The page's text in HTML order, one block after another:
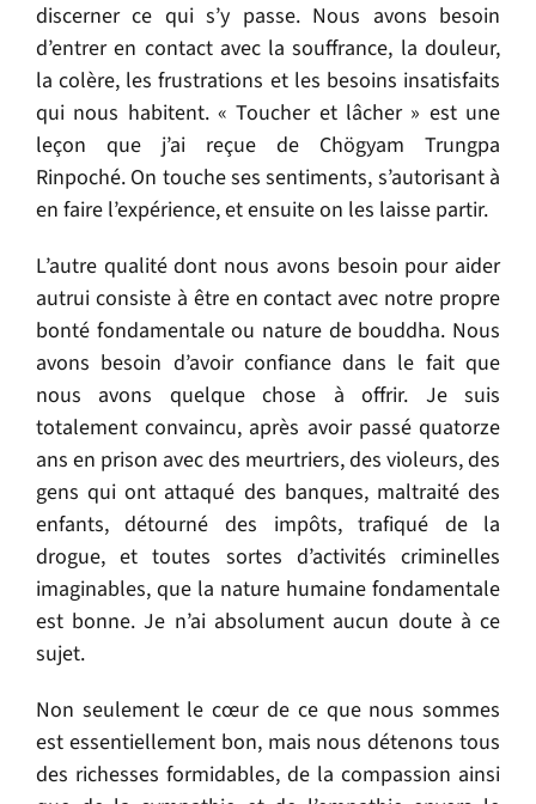
discerner ce qui s’y passe. Nous avons besoin
d’entrer en contact avec la souffrance, la douleur,
la colère, les frustrations et les besoins insatisfaits
qui nous habitent. « Toucher et lâcher » est une
leçon que j’ai reçue de Chögyam Trungpa
Rinpoché. On touche ses sentiments, s’autorisant à
en faire l’expérience, et ensuite on les laisse partir.
L’autre qualité dont nous avons besoin pour aider
autrui consiste à être en contact avec notre propre
bonté fondamentale ou nature de bouddha. Nous
avons besoin d’avoir confiance dans le fait que
nous avons quelque chose à offrir. Je suis
totalement convaincu, après avoir passé quatorze
ans en prison avec des meurtriers, des violeurs, des
gens qui ont attaqué des banques, maltraité des
enfants, détourné des impôts, trafiqué de la
drogue, et toutes sortes d’activités criminelles
imaginables, que la nature humaine fondamentale
est bonne. Je n’ai absolument aucun doute à ce
sujet.
Non seulement le cœur de ce que nous sommes
est essentiellement bon, mais nous détenons tous
des richesses formidables, de la compassion ainsi